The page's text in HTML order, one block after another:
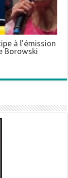
à l’émission
Borowski